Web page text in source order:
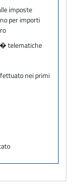
imposte
per importi
telematiche
nei primi